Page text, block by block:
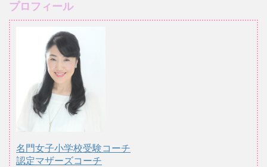
プロフィール
名門女子小学校受験コーチ
認定マザーズコーチ